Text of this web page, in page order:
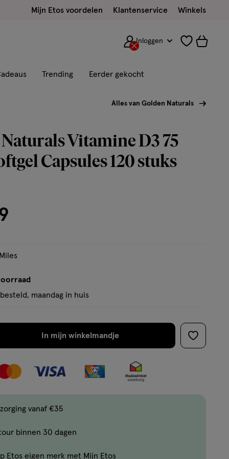
Mijn Etos voordelen Klantenservice Winkels
Inloggen
Trending Eerder gekocht
Alles van Golden Naturals
Vitamine D3 75
Capsules 120 stuks
maandag in huis
In mijn winkelmandje
verhoog
met
vanaf €35
binnen 30 dagen
Etos eigen merk met Mijn Etos